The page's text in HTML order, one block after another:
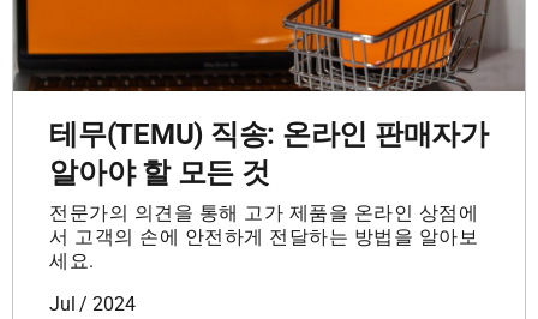
테무(TEMU) 직송: 온라인 판매자가
알아야 할 모든 것
전문가의 의견을 통해 고가 제품을 온라인 상점에
서 고객의 손에 안전하게 전달하는 방법을 알아보
세요.
Jul / 2024